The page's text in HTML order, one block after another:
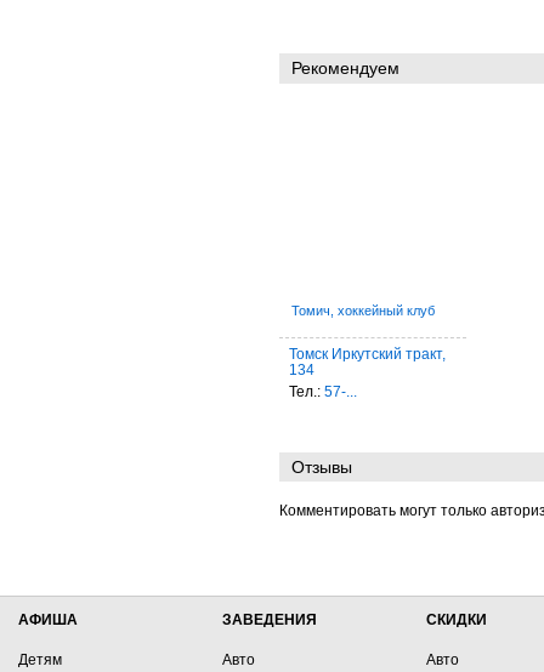
Рекомендуем
Томич, хоккейный клуб
Томск Иркутский тракт,
134
Тел.: 57-...
Отзывы
Комментировать могут только
АФИША
Детям
ЗАВЕДЕНИЯ
Авто
СКИДКИ
Авто